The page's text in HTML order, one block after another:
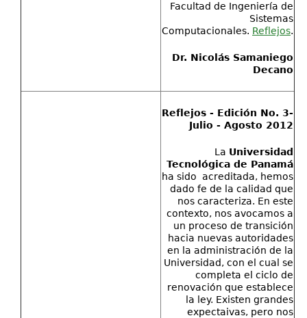
Facultad de Ingeniería de
Sistemas
Computacionales. Reflejos.
Dr. Nicolás Samaniego
Decano
Reflejos - Edición No. 3-
Julio - Agosto 2012
La Universidad
Tecnológica de Panamá
ha sido acreditada, hemos
dado fe de la calidad que
nos caracteriza. En este
contexto, nos avocamos a
un proceso de transición
hacia nuevas autoridades
en la administración de la
Universidad, con el cual se
completa el ciclo de
renovación que establece
la ley. Existen grandes
expectaivas, pero nos